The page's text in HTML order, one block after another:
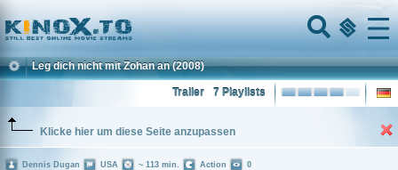
Home
Menu
Leg dich nicht mit Zohan an (2008)
7 Playlists
Trailer
Klicke hier um diese Seite anzupassen
Dennis Dugan USA ~ 113 min. Action 0